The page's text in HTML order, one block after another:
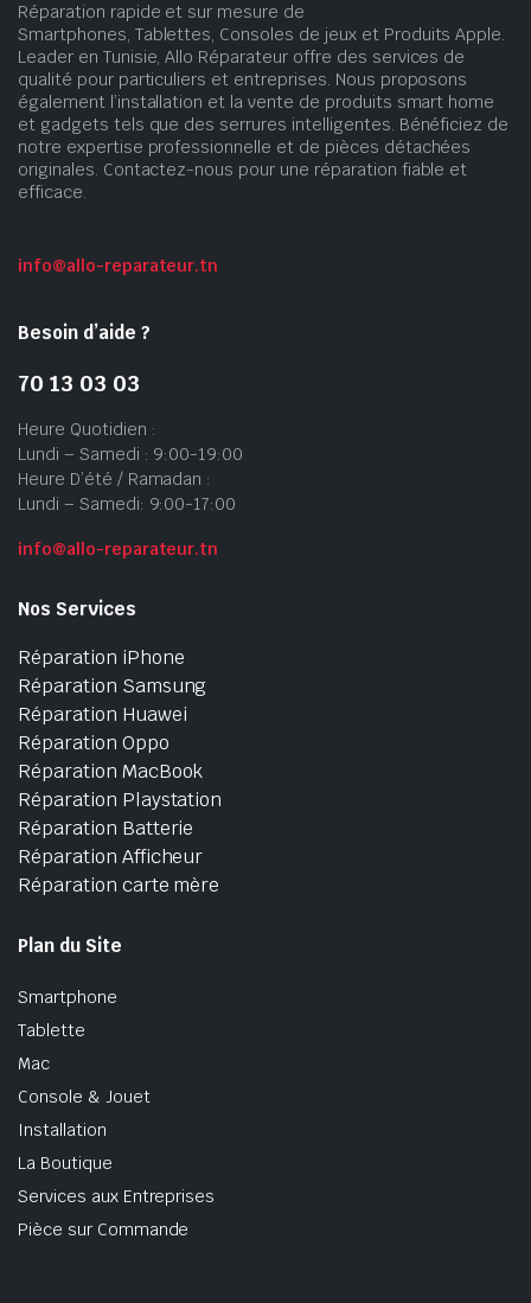
Réparation rapide et sur mesure de
Smartphones, Tablettes, Consoles de jeux et Produits Apple.
Leader en Tunisie, Allo Réparateur offre des services de
qualité pour particuliers et entreprises. Nous proposons
également l’installation et la vente de produits smart home
et gadgets tels que des serrures intelligentes. Bénéficiez de
notre expertise professionnelle et de pièces détachées
originales. Contactez-nous pour une réparation fiable et
efficace.
info@allo-reparateur.tn
Besoin d’aide ?
70 13 03 03
Heure Quotidien :
Lundi – Samedi : 9:00-19:00
Heure D’été / Ramadan :
Lundi – Samedi: 9:00-17:00
info@allo-reparateur.tn
Nos Services
Réparation iPhone
Réparation Samsung
Réparation Huawei
Réparation Oppo
Réparation MacBook
Réparation Playstation
Réparation Batterie
Réparation Afficheur
Réparation carte mère
Plan du Site
Smartphone
Tablette
Mac
Console & Jouet
Installation
La Boutique
Services aux Entreprises
Pièce sur Commande